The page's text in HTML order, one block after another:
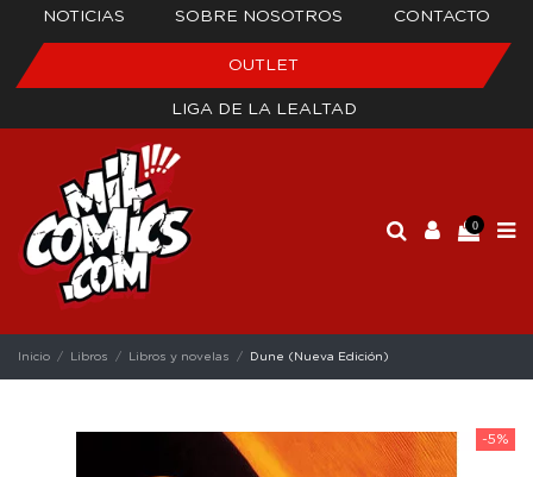
NOTICIAS SOBRE NOSOTROS CONTACTO
OUTLET
LIGA DE LA LEALTAD
0
Inicio Libros Libros y novelas Dune (Nueva Edición)
-5%